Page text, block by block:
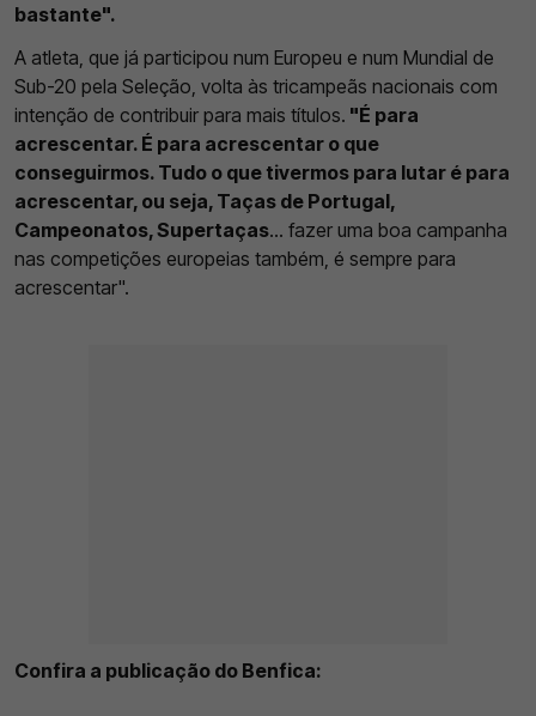
bastante".
A atleta, que já participou num Europeu e num Mundial de
Sub-20 pela Seleção, volta às tricampeãs nacionais com
intenção de contribuir para mais títulos. "É para
acrescentar. É para acrescentar o que
conseguirmos. Tudo o que tivermos para lutar é para
acrescentar, ou seja, Taças de Portugal,
Campeonatos, Supertaças... fazer uma boa campanha
nas competições europeias também, é sempre para
acrescentar".
Confira a publicação do Benfica: